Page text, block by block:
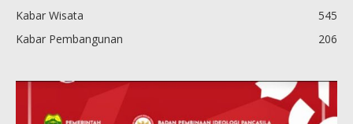
Kabar Wisata
545
Kabar Pembangunan
206